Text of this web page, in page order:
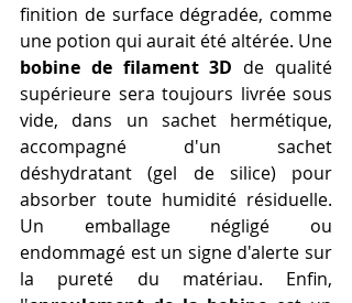
finition de surface dégradée, comme
bobine de filament 3D de qualité
supérieure sera toujours livrée sous
vide, dans un sachet hermétique,
accompagné d'un sachet
déshydratant (gel de silice) pour
absorber toute humidité résiduelle.
Un emballage négligé ou
endommagé est un signe d'alerte sur
la pureté du matériau. Enfin,